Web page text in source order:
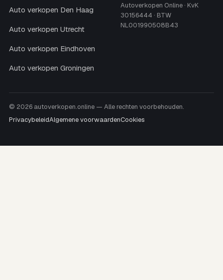
Auto verkopen Den Haag
Auto verkopen Utrecht
Auto verkopen Eindhoven
Auto verkopen Groningen
Autoverkopen Online · KvK
30156444 · BTW
NL001990508B43
© 2026 autoverkopen.online — Alle rechten voorbehouden.
PrivacybeleidAlgemene voorwaardenCookies